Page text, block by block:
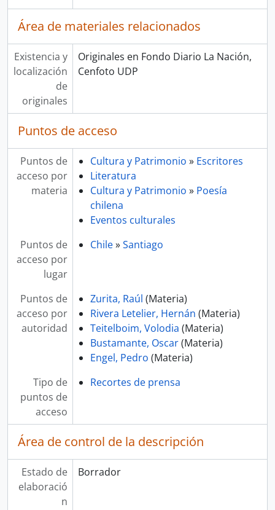
Área de materiales relacionados
Existencia y
localización
de
originales
Originales en Fondo Diario La Nación,
Cenfoto UDP
Puntos de acceso
Puntos de
acceso por
materia
Cultura y Patrimonio » Escritores
Literatura
Cultura y Patrimonio » Poesía
chilena
Eventos culturales
Puntos de
acceso por
lugar
Chile»Santiago
Puntos de
acceso por
autoridad
Zurita, Raúl (Materia)
Rivera Letelier, Hernán (Materia)
Teitelboim, Volodia (Materia)
Bustamante, Oscar(Materia)
Engel, Pedro (Materia)
Tipo de
puntos de
acceso
Recortes de prensa
Área de control de la descripción
Estado de
elaboració
n
Borrador